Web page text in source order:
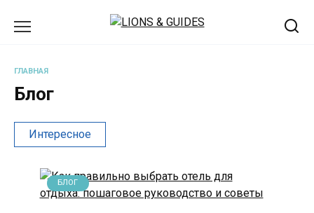
ГЛАВНАЯ
Блог
Интересное
БЛОГ